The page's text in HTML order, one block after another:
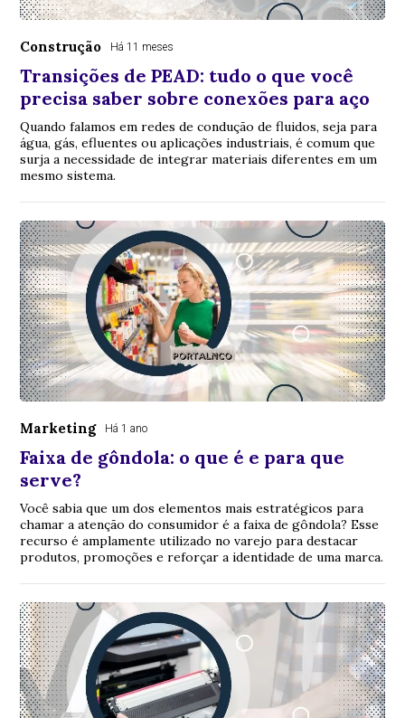
Construção Há 11 meses
Transições de PEAD: tudo o que você
precisa saber sobre conexões para aço
Quando falamos em redes de condução de fluidos, seja para
água, gás, efluentes ou aplicações industriais, é comum que
surja a necessidade de integrar materiais diferentes em um
mesmo sistema.
Marketing Há 1 ano
Faixa de gôndola: o que é e para que
serve?
Você sabia que um dos elementos mais estratégicos para
chamar a atenção do consumidor é a faixa de gôndola? Esse
recurso é amplamente utilizado no varejo para destacar
produtos, promoções e reforçar a identidade de uma marca.